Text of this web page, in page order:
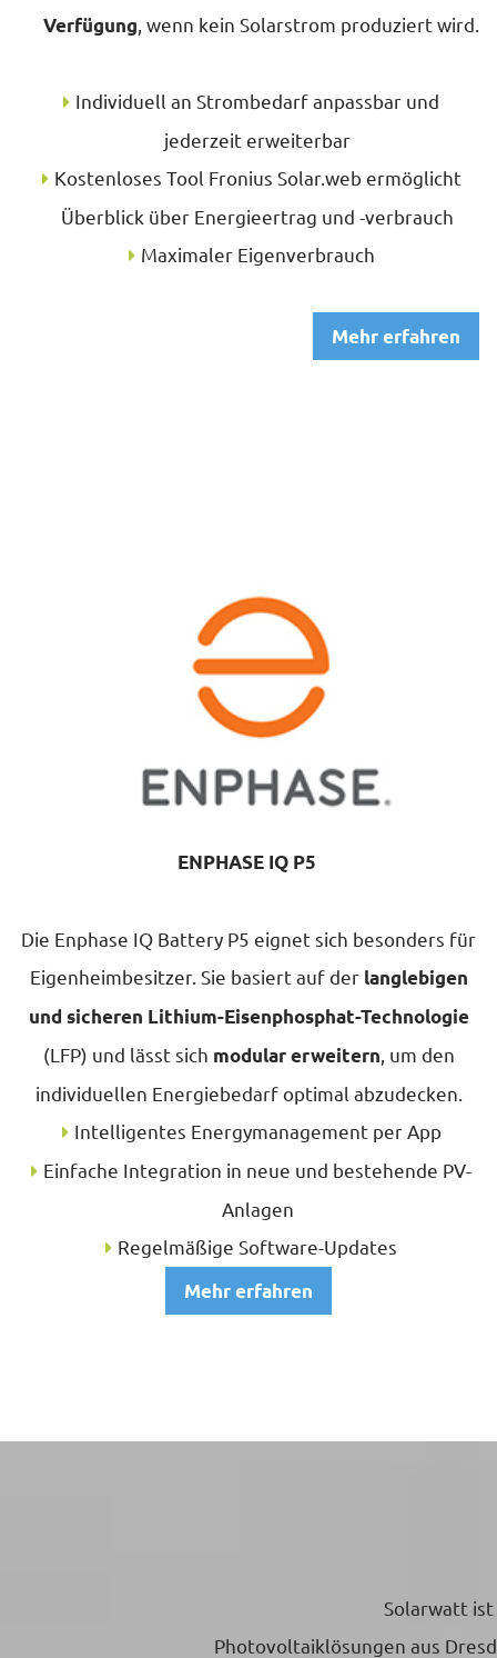
Verfügung, wenn kein Solarstrom produziert wird.
Individuell an Strombedarf anpassbar und
jederzeit erweiterbar
Kostenloses Tool Fronius Solar.web ermöglicht
Überblick über Energieertrag und -verbrauch
Maximaler Eigenverbrauch
Mehr erfahren
ENPHASE IQ P5
Die Enphase IQ Battery P5 eignet sich besonders für
Eigenheimbesitzer. Sie basiert auf der langlebigen
und sicheren Lithium-Eisenphosphat-Technologie
(LFP) und lässt sich modular erweitern , um den
individuellen Energiebedarf optimal abzudecken.
Intelligentes Energymanagement per App
Einfache Integration in neue und bestehende PV-
Anlagen
Regelmäßige Software-Updates
Mehr erfahren
Solarwatt
Photovoltaiklösungen aus